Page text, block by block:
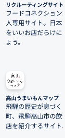
リクルーティングサイト
フードコネクション
人専用サイト。日本
をいいお店だらけに
よう。
高山うまいもんマップ
飛騨の歴史が息づく
町、飛騨高山市の飲
店を紹介するサイト